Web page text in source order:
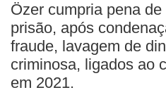
Özer cumpria pena
prisão, após
fraude, lavagem de
criminosa, ligados ao
em 2021.